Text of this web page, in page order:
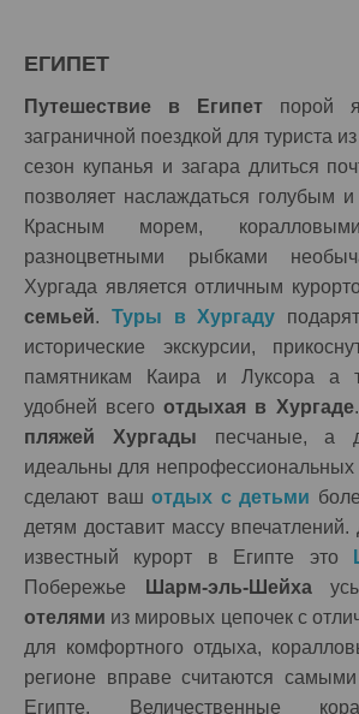
ЕГИПЕТ
Путешествие в Египет порой
заграничной поездкой для туриста
сезон купанья и загара длиться
позволяет наслаждаться голубым
Красным морем,
разноцветными рыбками
Хургада является отличным
семьей. Туры в Хургаду
исторические экскурсии,
памятникам Каира и Луксора а
удобней всегоотдыхая в Хургаде
пляжей Хургады песчаные, а
идеальны для
сделают ваш отдых с детьми
детям доставит массу
известный курорт в Египте это
Побережье
Шарм-эль-Шейха
отелями из мировых цепочек с
для комфортного отдыха,
регионе вправе считаются
Египте. Величественные